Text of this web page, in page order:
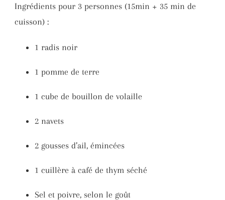
Ingrédients pour 3 personnes (15min + 35 min de
cuisson) :
1 radis noir
1 pomme de terre
1 cube de bouillon de volaille
2 navets
2 gousses d’ail, émincées
1 cuillère à café de thym séché
Sel et poivre, selon le goût